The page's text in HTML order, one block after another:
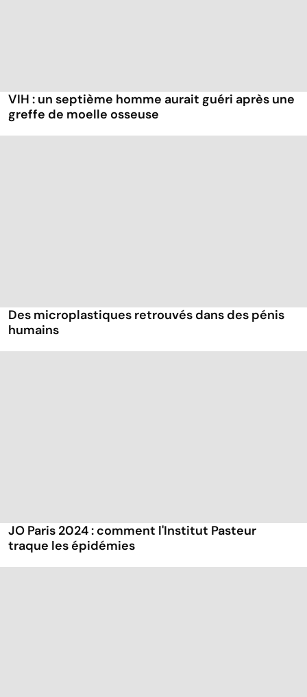
VIH : un septième homme aurait guéri après une
greffe de moelle osseuse
Des microplastiques retrouvés dans des pénis
humains
JO Paris 2024 : comment l'Institut Pasteur
traque les épidémies